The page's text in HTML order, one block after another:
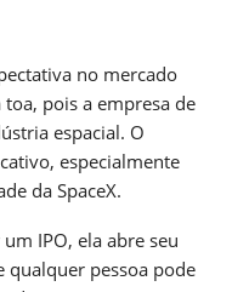
no mercado
pois a empresa de
espacial. O
especialmente
da SpaceX.
IPO, ela abre seu
qualquer pessoa pode